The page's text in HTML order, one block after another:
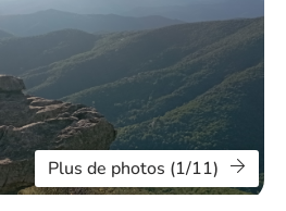
Plus de photos (1/11)